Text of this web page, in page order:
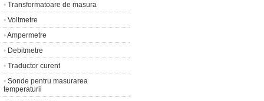
• Transformatoare de masura
• Voltmetre
•Ampermetre
• Debitmetre
• Traductor curent
• Sonde pentru masurarea
temperaturii